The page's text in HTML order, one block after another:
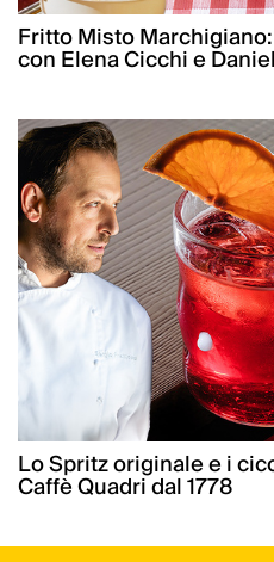
Fritto Misto
con Elena Cicchi e
Lo Spritz originale e i
Caffè Quadri dal 1778